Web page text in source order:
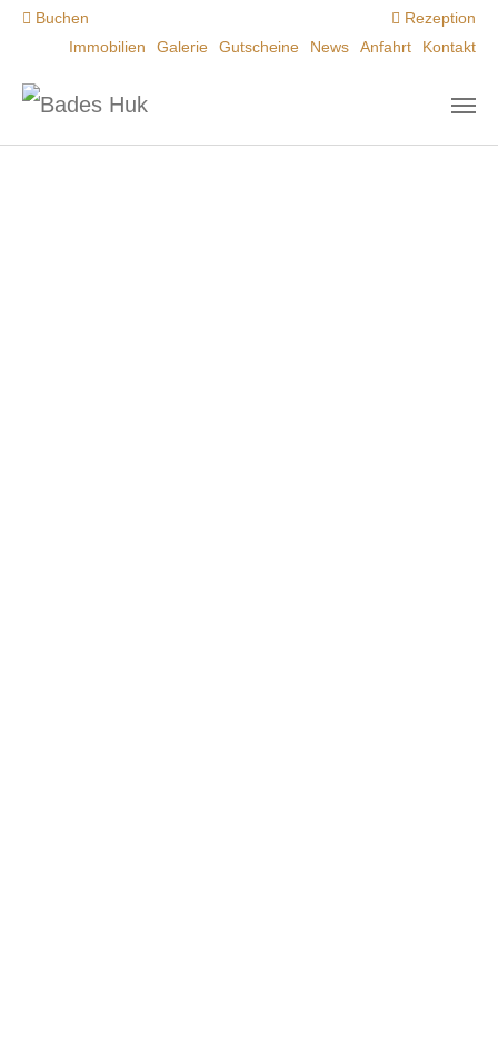
Zum Hauptinhalt springen
Buchen
Rezeption
Immobilien
Galerie Gutscheine News Anfahrt Kontakt